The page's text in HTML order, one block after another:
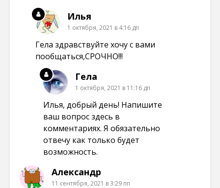
Илья
1 октября, 2021 в 4:16 дп
Гела здравствуйте хочу с вами
пообщаться,СРОЧНО!!!
Гела
1 октября, 2021 в 11:16 дп
Илья, добрый день! Напишите
ваш вопрос здесь в
комментариях. Я обязательно
отвечу как только будет
возможность.
Александр
11 сентября, 2021 в 3:29 пп